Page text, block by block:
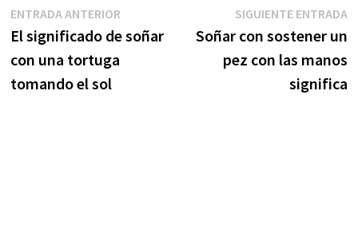
Navegación
de
entradas
ENTRADA ANTERIOREntrada
anterior:
El significado de soñar
con una tortuga
tomando el sol
SIGUIENTE ENTRADA
Soñar con sostener un
pez con las manos
significa